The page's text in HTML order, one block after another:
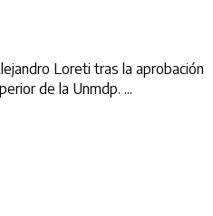
Loreti tras la aprobación
de la Unmdp. ...